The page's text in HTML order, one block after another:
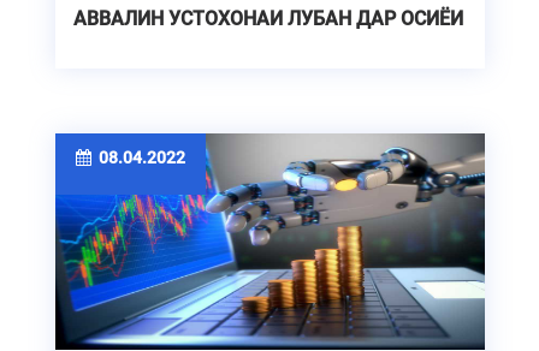
АВВАЛИН УСТОХОНАИ ЛУБАН ДАР ОСИЁИ
08.04.2022